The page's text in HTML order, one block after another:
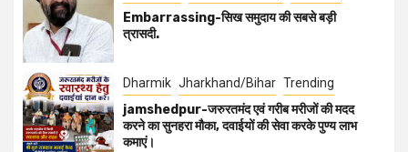
Embarrassing-सिख समुदाय की सबसे बड़ी
त्रासदी.
Dharmik Jharkhand/Bihar Trending
jamshedpur-जरुरतमंद एवं गरीब मरीजों की मदद
करने का सुनहरा मौका, दवाईयों की सेवा करके पुण्य लाभ
कमाएं।